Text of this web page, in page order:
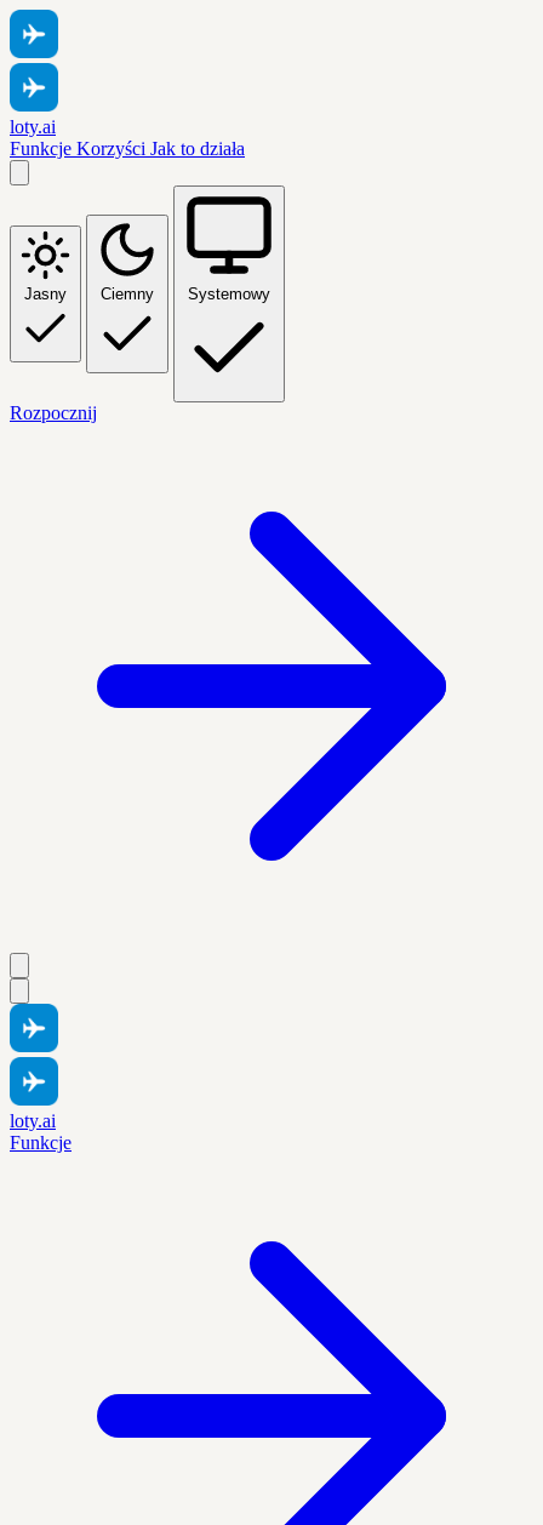
loty.ai
Funkcje Korzyści Jak to działa
Jasny Ciemny Systemowy
Rozpocznij
loty.ai
Funkcje